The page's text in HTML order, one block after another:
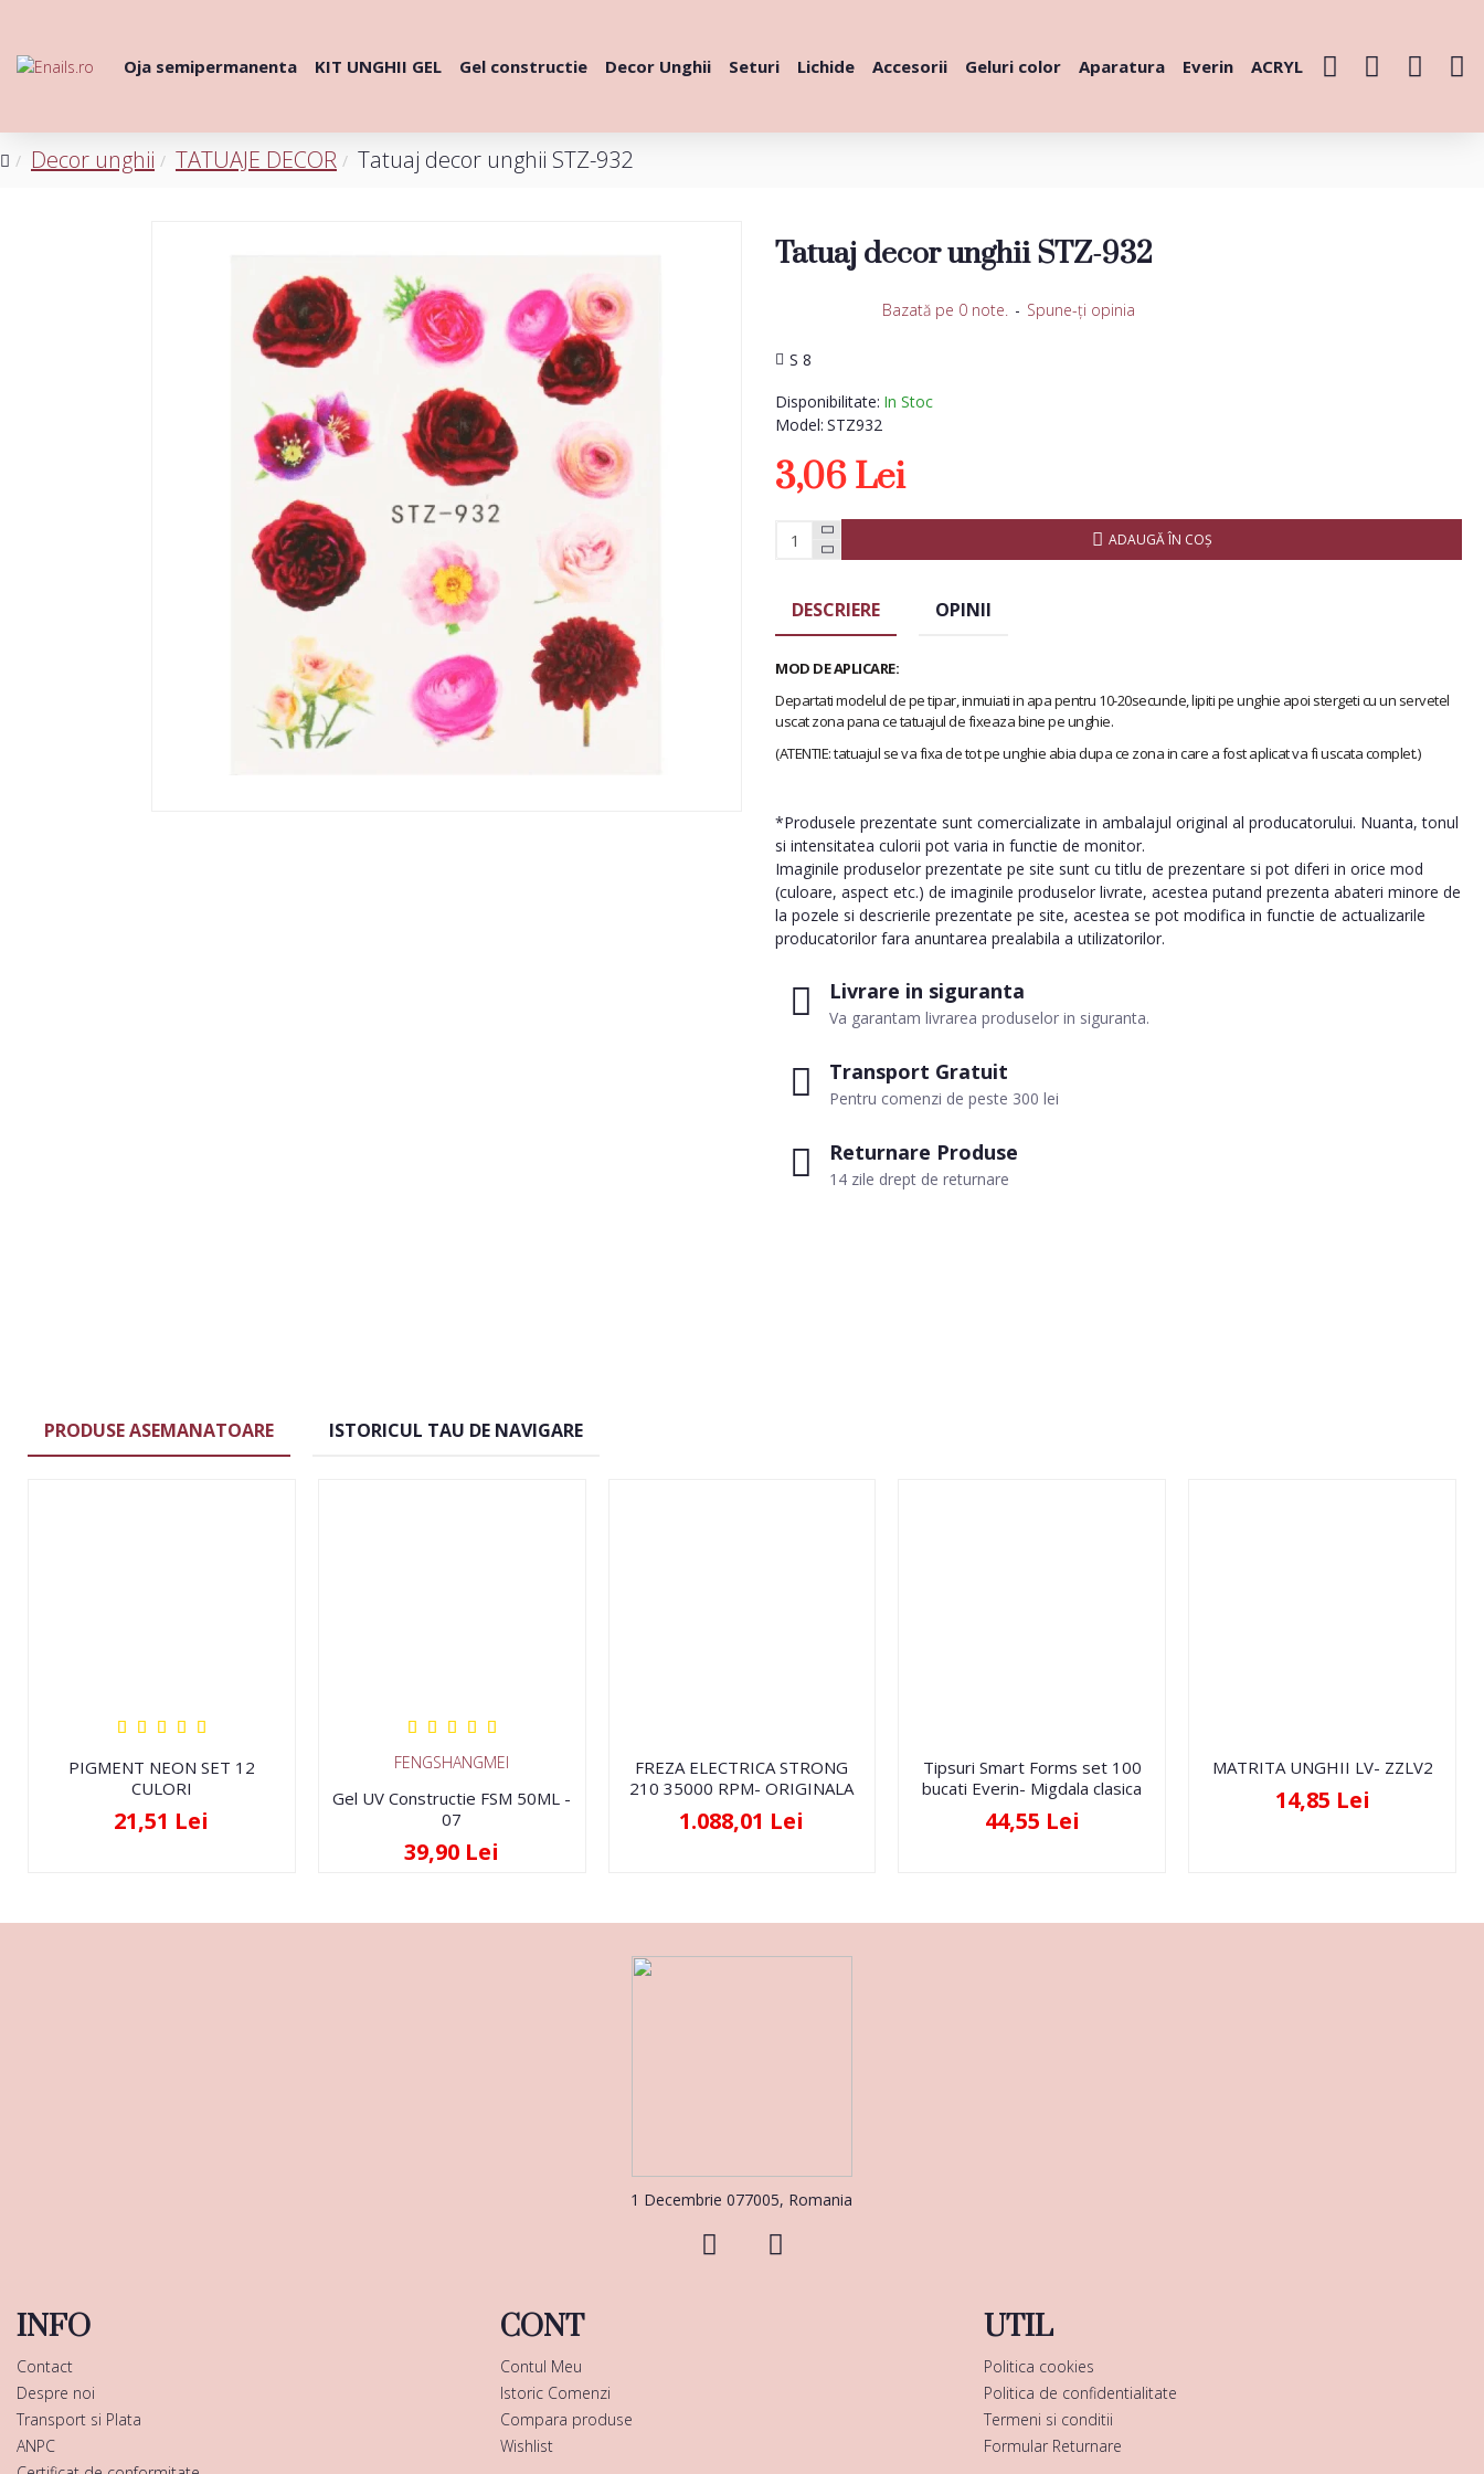
Oja semipermanenta KIT UNGHII GEL Gel constructie Decor Unghii Seturi Lichide Accesorii Geluri color Aparatura Everin ACRYL
Decor unghii TATUAJE DECOR Tatuaj decor unghii STZ-932
Tatuaj decor unghii STZ-932
Disponibilitate: In Stoc
Model: STZ932
S 8
Bazată pe 0 note. - Spune-ţi opinia
3,06 Lei
ADAUGĂ ÎN COŞ
Livrare in siguranta
Va garantam livrarea produselor in siguranta.
Transport Gratuit
Pentru comenzi de peste 300 lei
Returnare Produse
14 zile drept de returnare
DESCRIERE OPINII
MOD DE APLICARE:
Departati modelul de pe tipar, inmuiati in apa pentru 10-20secunde, lipiti pe unghie apoi stergeti cu un servetel
uscat zona pana ce tatuajul de fixeaza bine pe unghie.
(ATENTIE: tatuajul se va fixa de tot pe unghie abia dupa ce zona in care a fost aplicat va fi uscata complet.)
*Produsele prezentate sunt comercializate in ambalajul original al producatorului. Nuanta, tonul
si intensitatea culorii pot varia in functie de monitor.
Imaginile produselor prezentate pe site sunt cu titlu de prezentare si pot diferi in orice mod
(culoare, aspect etc.) de imaginile produselor livrate, acestea putand prezenta abateri minore de
la pozele si descrierile prezentate pe site, acestea se pot modifica in functie de actualizarile
producatorilor fara anuntarea prealabila a utilizatorilor.
PRODUSE ASEMANATOARE ISTORICUL TAU DE NAVIGARE
PIGMENT NEON SET 12
CULORI
21,51 Lei
FENGSHANGMEI
Gel UV Constructie FSM 50ML -
07
39,90 Lei
FREZA ELECTRICA STRONG
210 35000 RPM- ORIGINALA
1.088,01 Lei
Tipsuri Smart Forms set 100
bucati Everin- Migdala clasica
44,55 Lei
MATRITA UNGHII LV- ZZLV2
14,85 Lei
1 Decembrie 077005, Romania
INFO
Contact
Despre noi
Transport si Plata
ANPC
CONT
Contul Meu
Istoric Comenzi
Compara produse
Wishlist
UTIL
Politica cookies
Politica de confidentialitate
Termeni si conditii
Formular Returnare